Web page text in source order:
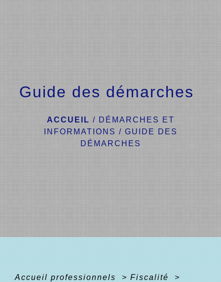
Guide des démarches
ACCUEIL / DÉMARCHES ET
INFORMATIONS / GUIDE DES
DÉMARCHES
Accueil professionnels > Fiscalité
>